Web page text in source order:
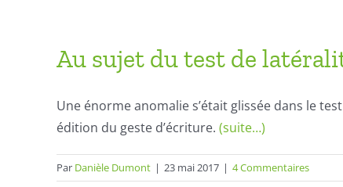
Au sujet du test de
Une énorme anomalie s’était glissée dans le
édition du geste d’écriture. (suite…)
Par Danièle Dumont | 23 mai 2017 | 4 Commentaires